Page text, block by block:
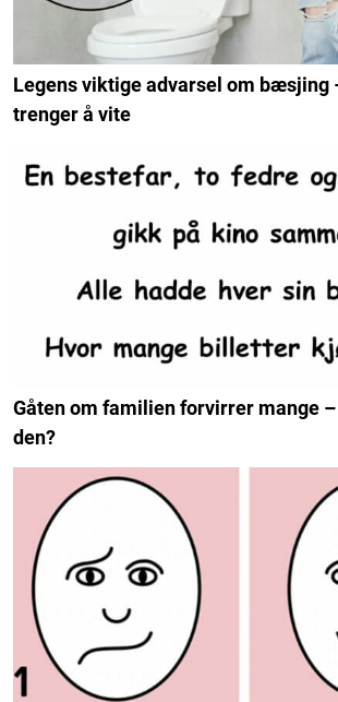
Legens viktige advarsel om bæsjing
trenger å vite
Gåten om familien forvirrer mange
den?